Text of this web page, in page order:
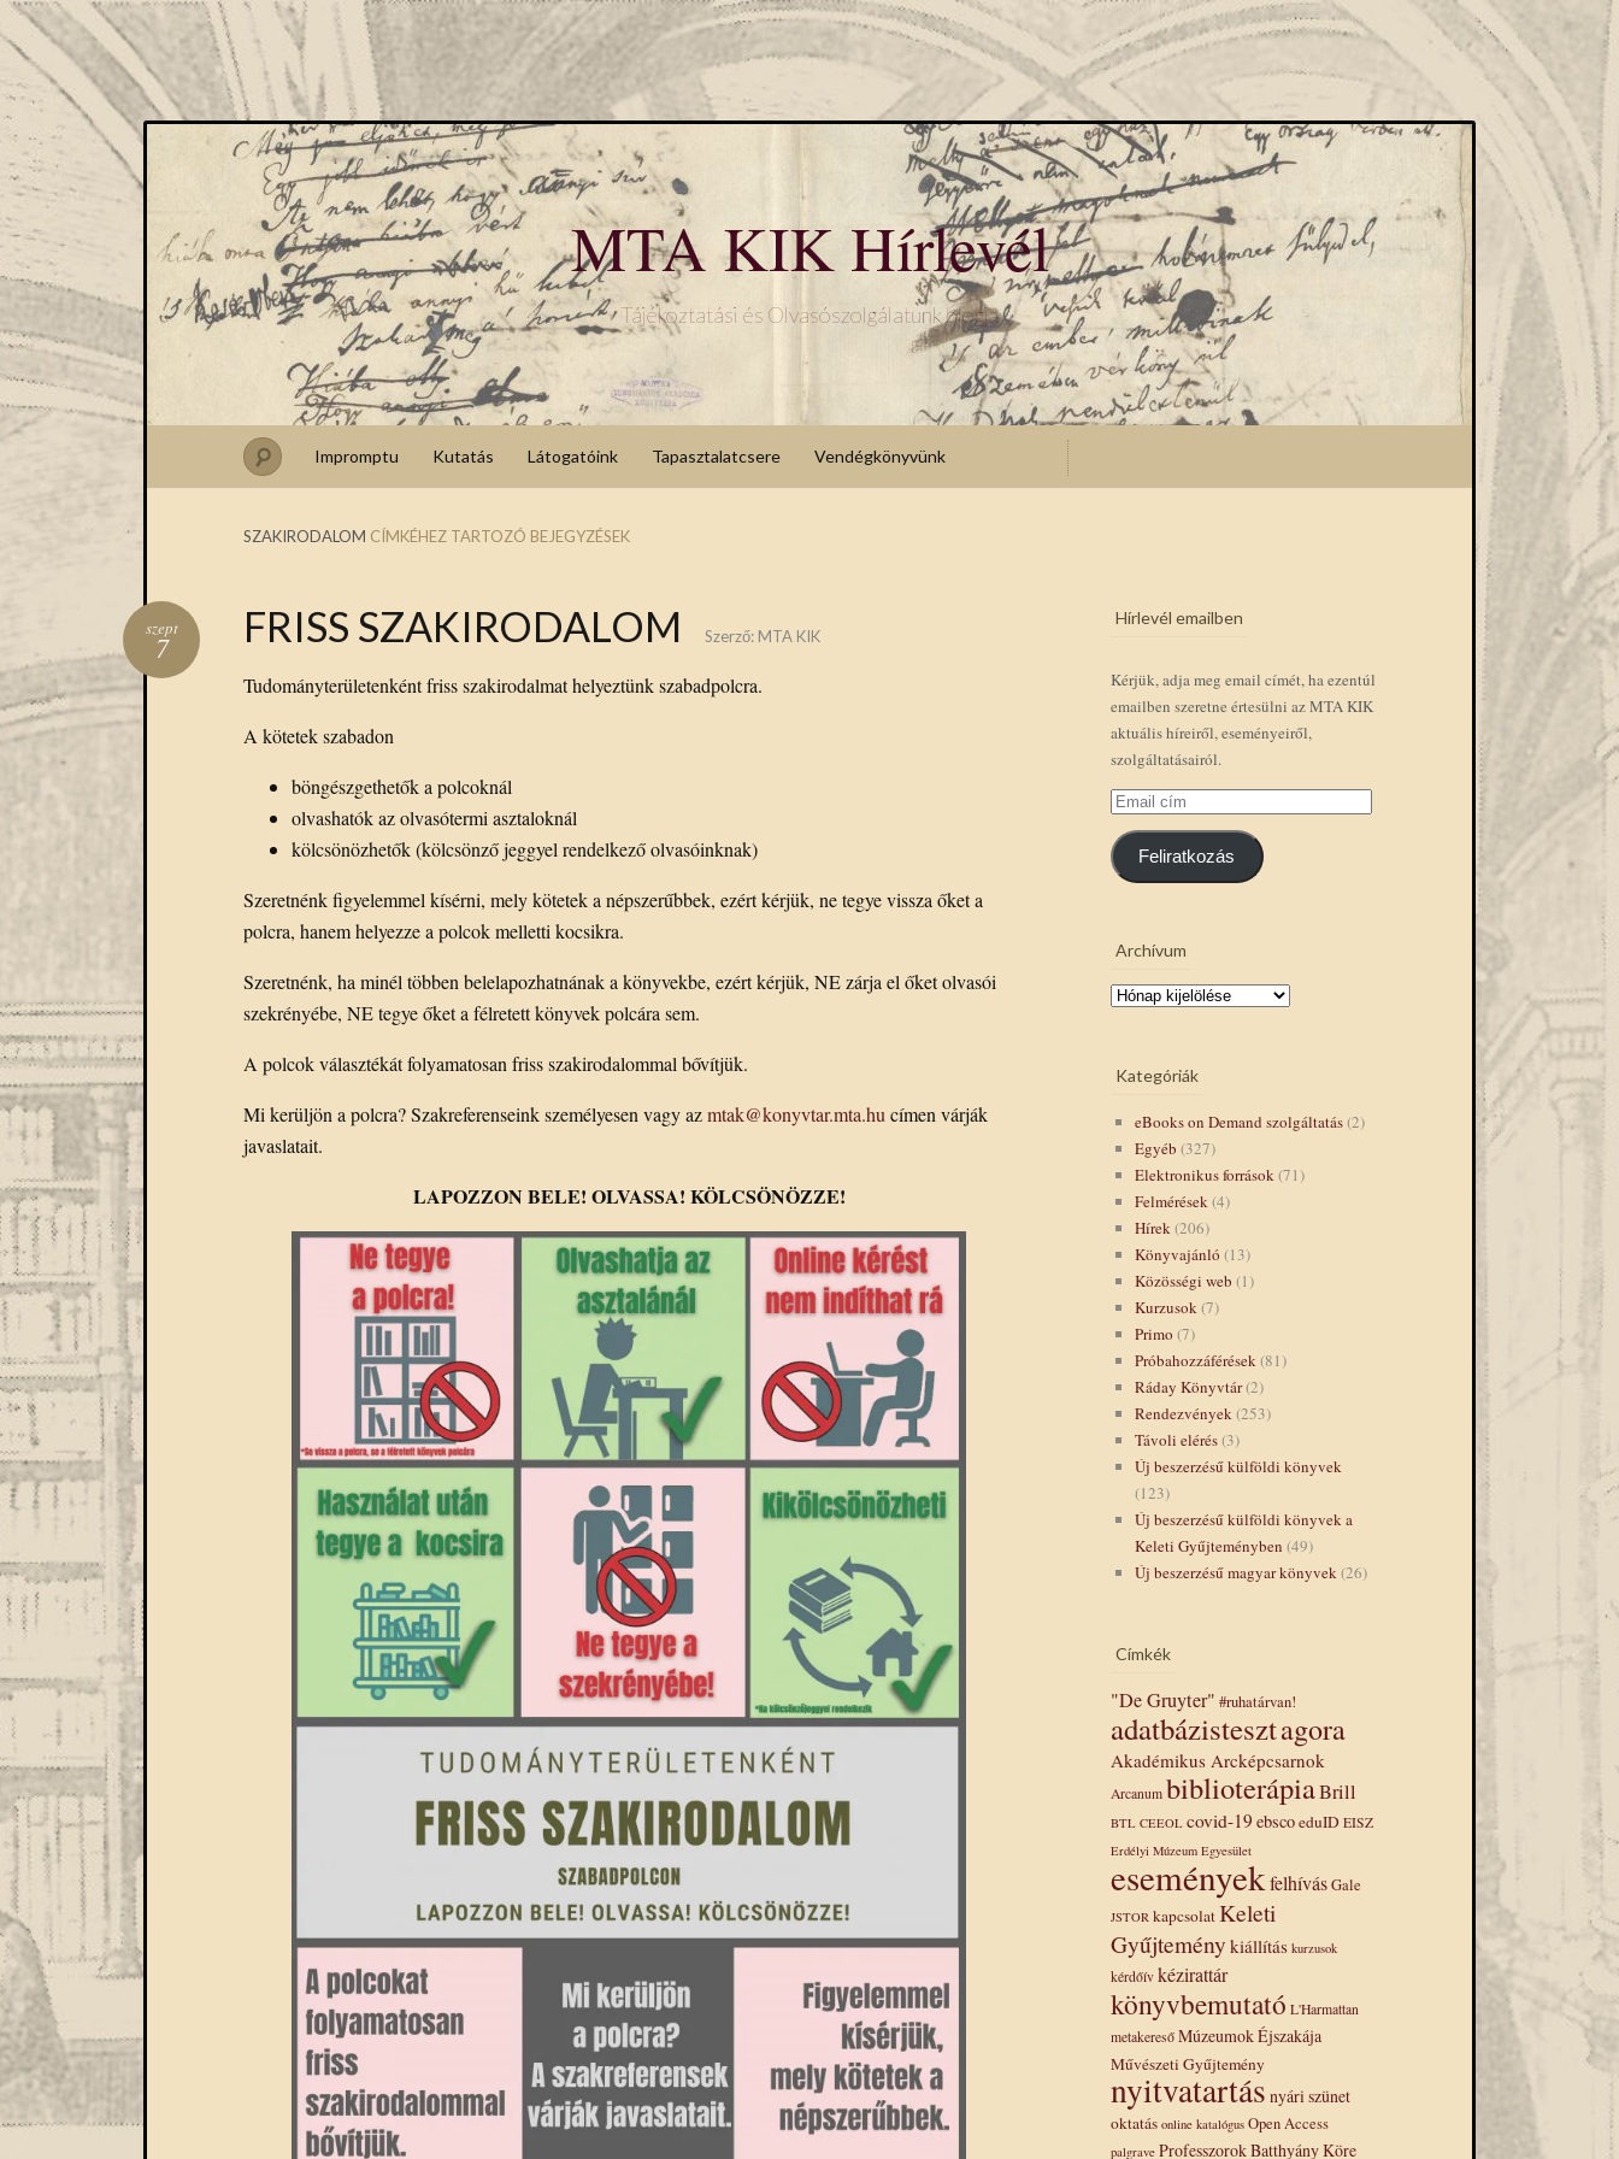
MTA KIK Hírlevél
Tájékoztatási és Olvasószolgálatunk blogja
Impromptu Kutatás Látogatóink Tapasztalatcsere Vendégkönyvünk
SZAKIRODALOM CÍMKÉHEZ TARTOZÓ BEJEGYZÉSEK
FRISS SZAKIRODALOM
szept
7 Szerző: MTA KIK
Tudományterületenként friss szakirodalmat helyeztünk szabadpolcra.
A kötetek szabadon
böngészgethetők a polcoknál
olvashatók az olvasótermi asztaloknál
kölcsönözhetők (kölcsönző jeggyel rendelkező olvasóinknak)
Szeretnénk figyelemmel kísérni, mely kötetek a népszerűbbek, ezért kérjük, ne tegye vissza őket a
polcra, hanem helyezze a polcok melletti kocsikra.
Szeretnénk, ha minél többen belelapozhatnának a könyvekbe, ezért kérjük, NE zárja el őket olvasói
szekrényébe, NE tegye őket a félretett könyvek polcára sem.
A polcok választékát folyamatosan friss szakirodalommal bővítjük.
Mi kerüljön a polcra? Szakreferenseink személyesen vagy azmtak@konyvtar.mta.hu címen várják
javaslatait.
LAPOZZON BELE! OLVASSA! KÖLCSÖNÖZZE!
Hírlevél emailben
Kérjük, adja meg email címét, ha ezentúl
emailben szeretne értesülni az MTA KIK
aktuális híreiről, eseményeiről,
szolgáltatásairól.
Email
cím
Feliratkozás
Archívum
Kategóriák
eBooks on Demand szolgáltatás(2)
Egyéb (327)
Elektronikus források(71)
Felmérések(4)
Hírek(206)
Könyvajánló (13)
Közösségi web (1)
Kurzusok(7)
Primo (7)
Próbahozzáférések(81)
Ráday Könyvtár(2)
Rendezvények(253)
Távoli elérés(3)
Új beszerzésű külföldi könyvek
(123)
Új beszerzésű külföldi könyvek a
Keleti Gyűjteményben (49)
Új beszerzésű magyar könyvek(26)
Címkék
"De Gruyter" #ruhatárvan!
adatbázistesztagora
Akadémikus Arcképcsarnok
Arcanum biblioterápiaBrill
BTL CEEOL covid-19 ebscoeduID EISZ
Erdélyi Múzeum Egyesület
eseményekfelhívásGale
JSTOR kapcsolatKeleti
Gyűjtemény kiállítás kurzusok
kérdőív kézirattár
könyvbemutató L'Harmattan
metakereső Múzeumok Éjszakája
Művészeti Gyűjtemény
nyitvatartás nyári szünet
oktatás online katalógus Open Access
palgrave Professzorok Batthyány Köre